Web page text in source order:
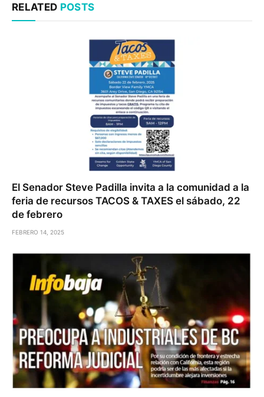
RELATED POSTS
El Senador Steve Padilla invita a la comunidad a la
feria de recursos TACOS & TAXES el sábado, 22
de febrero
FEBRERO 14, 2025